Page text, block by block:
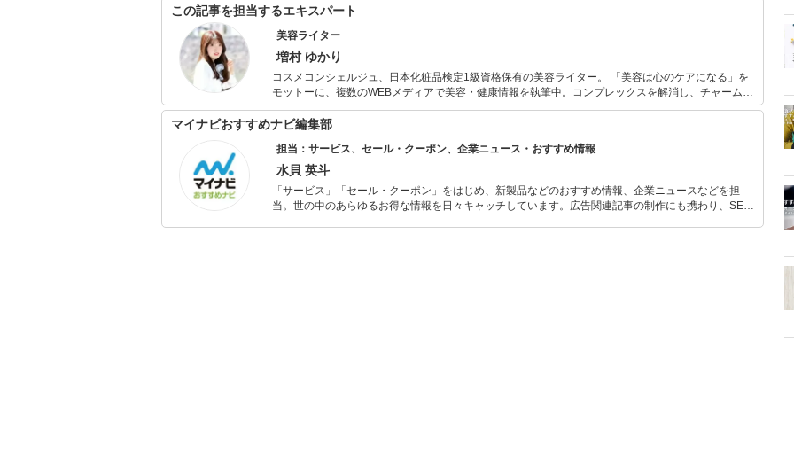
この記事を担当するエキスパート
美容ライター
増村 ゆかり
コスメコンシェルジュ、日本化粧品検定1級資格保有の美容ライター。 「美容は心のケアになる」を
モットーに、複数のWEBメディアで美容・健康情報を執筆中。コンプレックスを解消し、チャームポ
イントをアピールできるコスメ情報を発信します！
マイナビおすすめナビ編集部
担当：サービス、セール・クーポン、企業ニュース・おすすめ情報
水貝 英斗
「サービス」「セール・クーポン」をはじめ、新製品などのおすすめ情報、企業ニュースなどを担
当。世の中のあらゆるお得な情報を日々キャッチしています。広告関連記事の制作にも携わり、SEO